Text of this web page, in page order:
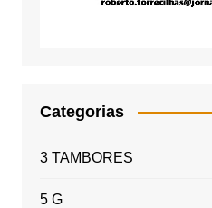
Categorias
3 TAMBORES
5 G